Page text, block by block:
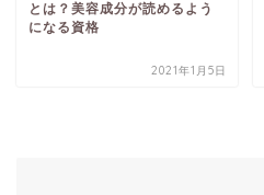
とは？美容成分が読めるよう
になる資格
2021年1月5日